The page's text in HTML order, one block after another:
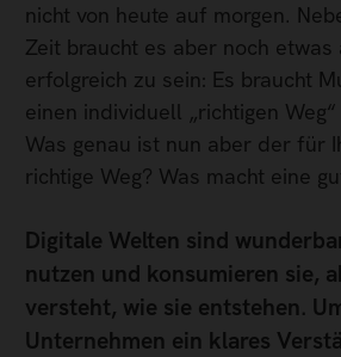
nicht von heute auf morgen.
Zeit braucht es aber noch etwas
erfolgreich zu sein: Es braucht
einen individuell „richtigen
Was genau ist nun aber der für
richtige Weg? Was macht eine
Digitale Welten sind
nutzen und konsumieren sie,
versteht, wie sie entstehen.
Unternehmen ein klares